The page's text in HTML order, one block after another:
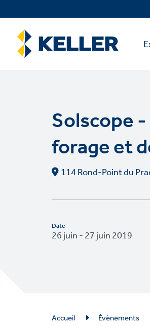
to
content Main
Solscope
forage et
114 Rond-Point du
Date
26 juin - 27 juin 2019
Breadcrumb
Accueil Évènements